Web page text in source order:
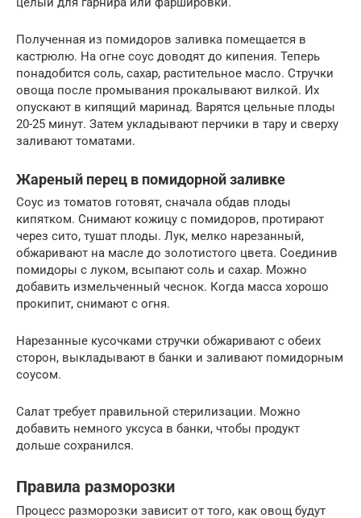
Полученная из помидоров заливка помещается в
кастрюлю. На огне соус доводят до кипения. Теперь
понадобится соль, сахар, растительное масло. Стручки
овоща после промывания прокалывают вилкой. Их
опускают в кипящий маринад. Варятся цельные плоды
20-25 минут. Затем укладывают перчики в тару и сверху
заливают томатами.
Жареный перец в помидорной заливке
Соус из томатов готовят, сначала обдав плоды
кипятком. Снимают кожицу с помидоров, протирают
через сито, тушат плоды. Лук, мелко нарезанный,
обжаривают на масле до золотистого цвета. Соединив
помидоры с луком, всыпают соль и сахар. Можно
добавить измельченный чеснок. Когда масса хорошо
прокипит, снимают с огня.
Нарезанные кусочками стручки обжаривают с обеих
сторон, выкладывают в банки и заливают помидорным
соусом.
Салат требует правильной стерилизации. Можно
добавить немного уксуса в банки, чтобы продукт
дольше сохранился.
Правила разморозки
Процесс разморозки зависит от того, как овощ будут